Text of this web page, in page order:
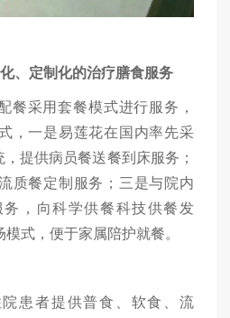
、定制化的治疗膳食服务
餐采用套餐模式进行服务，
，一是易莲花在国内率先采
提供病员餐送餐到床服务；
质餐定制服务；三是与院内
，向科学供餐科技供餐发
式，便于家属陪护就餐。
患者提供普食、软食、流